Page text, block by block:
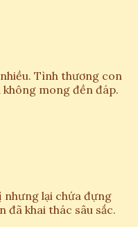
Tình thương con
không mong đền đáp.
nhưng lại chứa đựng
đã khai thác sâu sắc.